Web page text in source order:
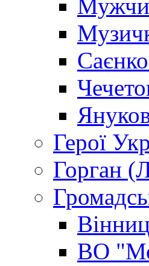
Герої
Горган
ВО